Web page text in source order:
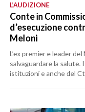
L’AUDIZIONE
Conte in
d’esecuzione
Meloni
L’ex premier e leader
salvaguardare la
istituzioni e anche del